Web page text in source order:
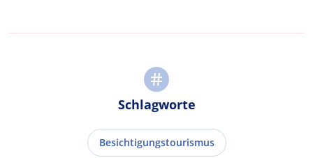
Schlagworte
Besichtigungstourismus